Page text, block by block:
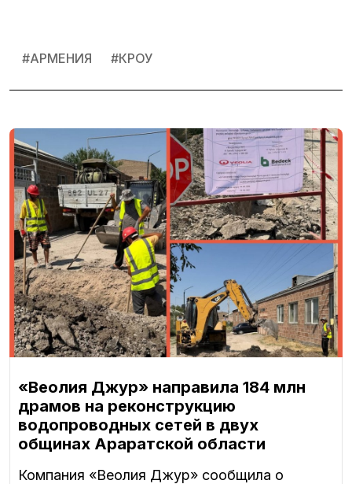
#АРМЕНИЯ #КРОУ
«Веолия Джур» направила 184 млн
драмов на реконструкцию
водопроводных сетей в двух
общинах Араратской области
Компания «Веолия Джур» сообщила о